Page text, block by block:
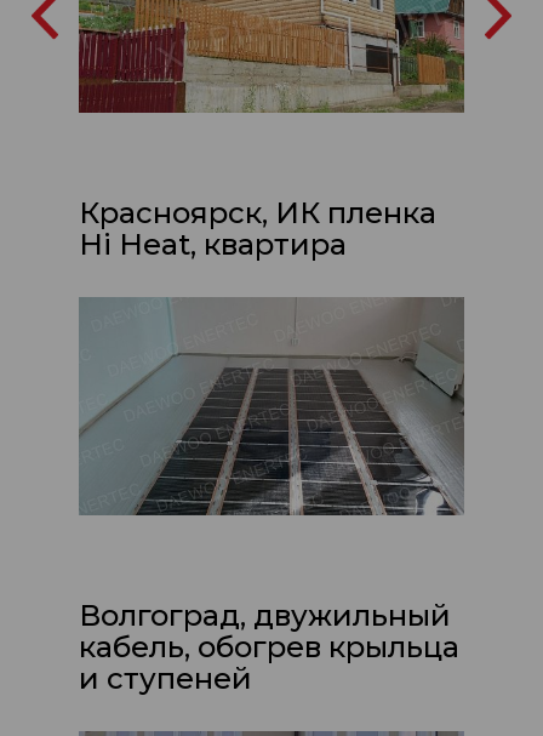
Красноярск, ИК пленка
Hi Heat, квартира
Волгоград, двужильный
кабель, обогрев крыльца
и ступеней